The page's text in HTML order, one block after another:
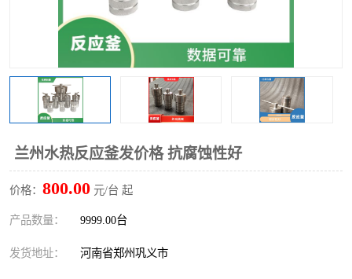
兰州水热反应釜发价格 抗腐蚀性好
价格： 800.00 元/台 起
产品数量： 9999.00台
发货地址： 河南省郑州巩义市